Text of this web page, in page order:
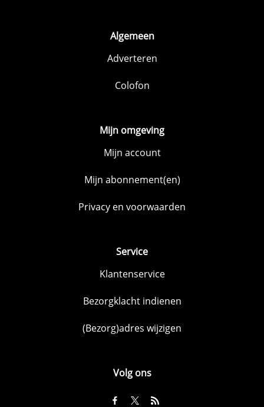
Algemeen
Adverteren
Colofon
Mijn omgeving
Mijn account
Mijn abonnement(en)
Privacy en voorwaarden
Service
Klantenservice
Bezorgklacht indienen
(Bezorg)adres wijzigen
Volg ons